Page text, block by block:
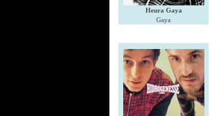
Heura Gaya
Gaya